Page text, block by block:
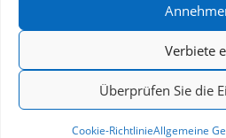
Verbiete
Überprüfen Sie die
Cookie-RichtlinieAllgemeine
Kontakt
Pinova meteo